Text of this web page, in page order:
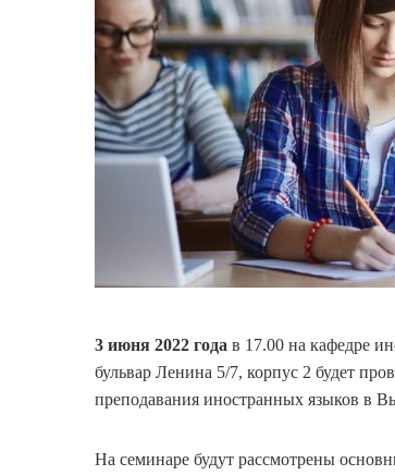
3 июня 2022 года в 17.00 на кафедре
бульвар Ленина 5/7, корпус 2 будет
преподавания иностранных языков в
На семинаре будут рассмотрены